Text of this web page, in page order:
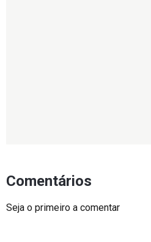
Comentários
Seja o primeiro a comentar